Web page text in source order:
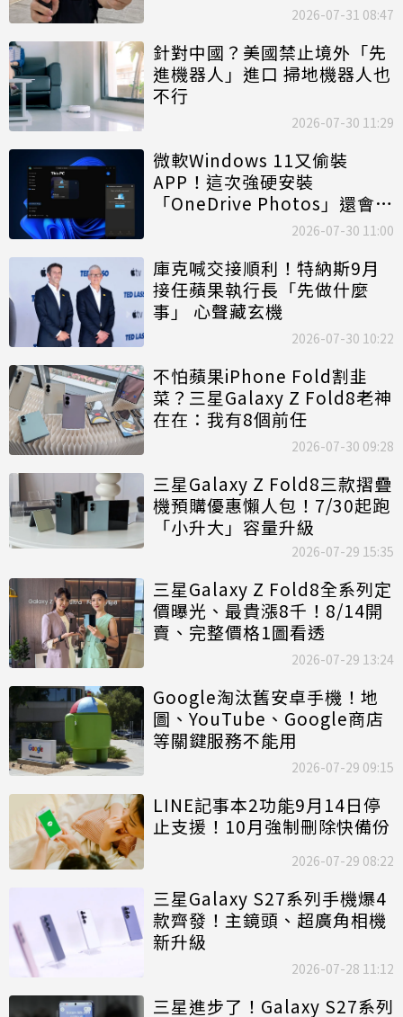
2026-07-31 08:47
針對中國？美國禁止境外「先
進機器人」進口 掃地機器人也
不行
2026-07-30 11:29
微軟Windows 11又偷裝
APP！這次強硬安裝
「OneDrive Photos」還會掃
2026-07-30 11:00
庫克喊交接順利！特納斯9月
接任蘋果執行長「先做什麼
事」 心聲藏玄機
2026-07-30 10:22
不怕蘋果iPhone Fold割韭
菜？三星Galaxy Z Fold8老神
在在：我有8個前任
2026-07-30 09:28
三星Galaxy Z Fold8三款摺疊
機預購優惠懶人包！7/30起跑
「小升大」容量升級
2026-07-29 15:35
三星Galaxy Z Fold8全系列定
價曝光、最貴漲8千！8/14開
賣、完整價格1圖看透
2026-07-29 13:24
Google淘汰舊安卓手機！地
圖、YouTube、Google商店
等關鍵服務不能用
2026-07-29 09:15
LINE記事本2功能9月14日停
止支援！10月強制刪除快備份
2026-07-29 08:22
三星Galaxy S27系列手機爆4
款齊發！主鏡頭、超廣角相機
新升級
2026-07-28 11:12
三星進步了！Galaxy S27系列